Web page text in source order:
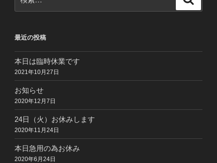
索:
最近の投稿
本日は臨時休業です
2021年10月27日
お知らせ
2020年12月7日
24日（火）お休みします
2020年11月24日
本日急用の為お休み
2020年6月24日